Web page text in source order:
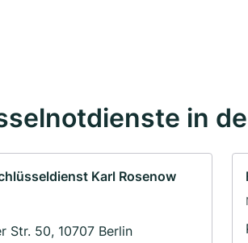
in
Karl Rosenow
Str. 50, 10707 Berlin